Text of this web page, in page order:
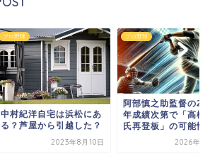
プロ野球
中村紀洋自宅は浜松にあ
る？芦屋から引越した？
2023年8月10日
プロ野球
阿部慎之助監督の
年成績次第で「高橋
氏再登板」の可能性
2026年1